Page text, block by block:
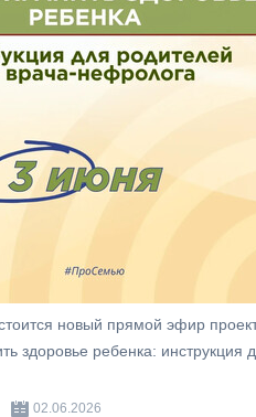
новый прямой эфир
здоровье ребенка: инструкция
02.06.2026